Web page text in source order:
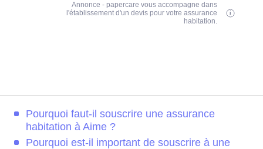
Annonce - papercare vous accompagne dans
l'établissement d'un devis pour votre assurance
habitation.
Pourquoi faut-il souscrire une assurance
habitation à Aime ?
Pourquoi est-il important de souscrire à une